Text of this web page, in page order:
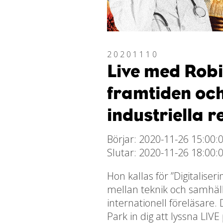
20201110
Live med
framtiden
industriella
Börjar: 2020-11-26
Slutar: 2020-11-26
Hon kallas för
mellan teknik och
internationell föreläsare.
Park in dig att lyssna